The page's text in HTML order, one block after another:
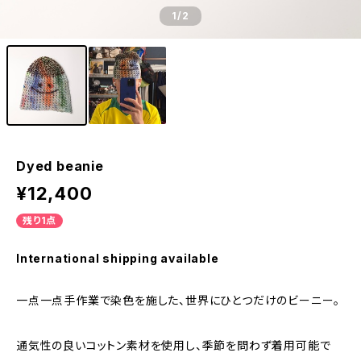
1/2
Dyed beanie
¥12,400
残り1点
International shipping available
一点一点手作業で染色を施した、世界にひとつだけのビーニー。
通気性の良いコットン素材を使用し、季節を問わず着用可能で